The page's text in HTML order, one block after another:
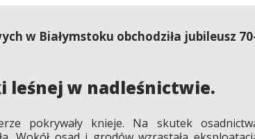
w Białymstoku obchodziła jubileusz
leśnej w nadleśnictwie.
pokrywały knieje. Na skutek